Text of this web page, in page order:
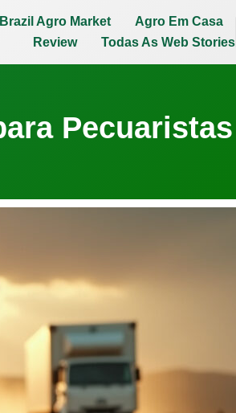
Brazil Agro Market
Agro Em Casa
Review
Todas As Web Stories
Pecuaristas